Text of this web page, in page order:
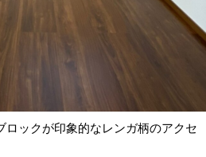
ロックが印象的なレンガ柄のアクセ